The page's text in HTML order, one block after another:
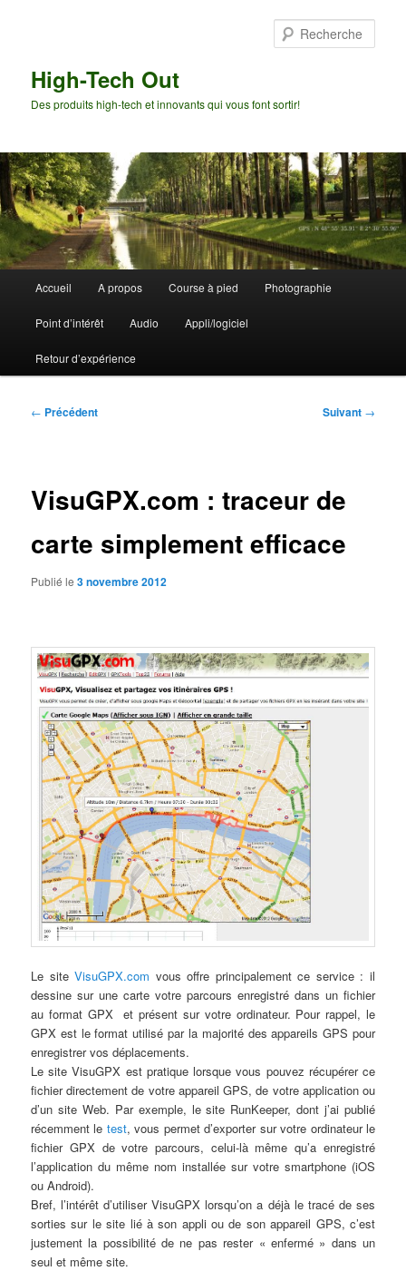
High-Tech Out
Des produits high-tech et innovants qui vous font sortir!
principal
Accueil A propos Course à pied Photographie
Point d’intérêt Audio Appli/logiciel
Retour d’expérience
Navigation
← Précédent Suivant →
VisuGPX.com : traceur de
carte simplement efficace
Publié le3 novembre 2012
Le siteVisuGPX.com vous offre principalement ce service : il
dessine sur une carte votre parcours enregistré dans un fichier
au format GPX et présent sur votre ordinateur. Pour rappel, le
GPX est le format utilisé par la majorité des appareils GPS pour
enregistrer vos déplacements.
Le site VisuGPX est pratique lorsque vous pouvez récupérer ce
fichier directement de votre appareil GPS, de votre application ou
d’un site Web. Par exemple, le site RunKeeper, dont j’ai publié
récemment le test, vous permet d’exporter sur votre ordinateur le
fichier GPX de votre parcours, celui-là même qu’a enregistré
l’application du même nom installée sur votre smartphone (iOS
ou Android).
Bref, l’intérêt d’utiliser VisuGPX lorsqu’on a déjà le tracé de ses
sorties sur le site lié à son appli ou de son appareil GPS, c’est
justement la possibilité de ne pas rester « enfermé » dans un
seul et même site.